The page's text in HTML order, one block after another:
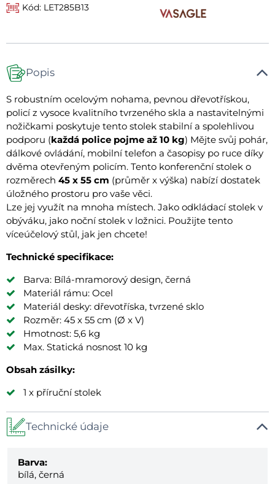
Kód: LET285B13
Popis
S robustním ocelovým nohama, pevnou dřevotřískou,
policí z vysoce kvalitního tvrzeného skla a nastavitelnými
nožičkami poskytuje tento stolek stabilní a spolehlivou
podporu (každá police pojme až 10 kg) Mějte svůj pohár,
dálkové ovládání, mobilní telefon a časopisy po ruce díky
dvěma otevřeným policím. Tento konferenční stolek o
rozměrech 45 x 55 cm (průměr x výška) nabízí dostatek
úložného prostoru pro vaše věci.
Lze jej využít na mnoha místech. Jako odkládací stolek v
obýváku, jako noční stolek v ložnici. Použijte tento
víceúčelový stůl, jak jen chcete!
Technické specifikace:
Barva: Bílá-mramorový design, černá
Materiál rámu: Ocel
Materiál desky: dřevotříska, tvrzené sklo
Rozměr: 45 x 55 cm (Ø x V)
Hmotnost: 5,6 kg
Max. Statická nosnost 10 kg
Obsah zásilky:
1 x příruční stolek
Technické údaje
Barva:
bílá, černá